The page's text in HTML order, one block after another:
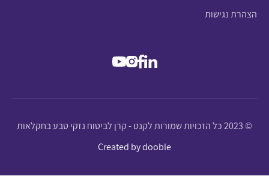
הצהרת נגישות
© 2023 כל הזכויות שמורות לקנט - קרן לביטוח נזקי טבע בחקלאות
Created by dooble